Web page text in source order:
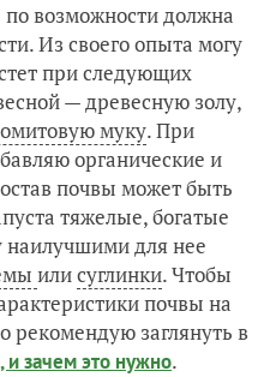
возможности должна
Из своего опыта могу
при следующих
— древесную золу,
муку. При
органические и
почвы может быть
тяжелые, богатые
наилучшими для нее
илисуглинки. Чтобы
почвы на
рекомендую заглянуть в
и зачем это нужно.